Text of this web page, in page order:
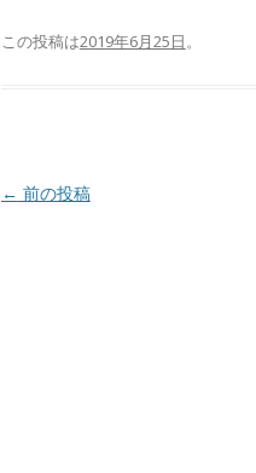
この投稿は2019年6月25日。
投稿ナビゲーション
← 前の投稿